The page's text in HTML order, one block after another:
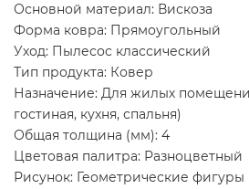
Основной материал: Вискоза
Форма ковра: Прямоугольный
Уход: Пылесос классический
Тип продукта: Ковер
Назначение: Для жилых
гостиная, кухня, спальня)
Общая толщина (мм): 4
Цветовая палитра: Разноцветный
Рисунок: Геометрические фигуры